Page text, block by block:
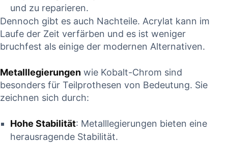
und⁢ zu ​reparieren.
Dennoch gibt es auch Nachteile. Acrylat kann im
Laufe der Zeit verfärben ⁢und es​ ist⁤ weniger
bruchfest als einige der⁤ modernen Alternativen.
Metalllegierungen wie Kobalt-Chrom sind
‌besonders ⁢für Teilprothesen ​von Bedeutung. Sie
zeichnen ⁤sich durch:
Hohe Stabilität: Metalllegierungen⁣ bieten eine
herausragende Stabilität.